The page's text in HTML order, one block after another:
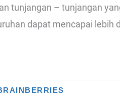
tunjangan – tunjangan
dapat mencapai lebih